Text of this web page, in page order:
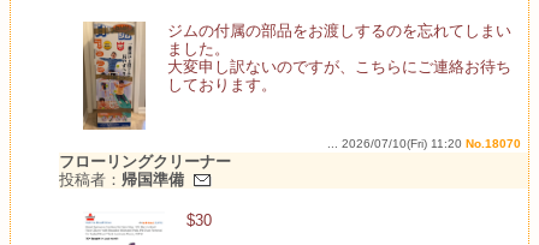
ジムの付属の部品をお渡しするのを忘れてしまい
ました。
大変申し訳ないのですが、こちらにご連絡お待ち
しております。
... 2026/07/10(Fri) 11:20 No.18070
フローリングクリーナー
投稿者： 帰国準備
$30